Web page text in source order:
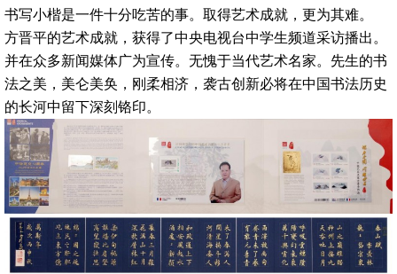
书写小楷是一件十分吃苦的事。取得艺术成就，更为其难。
方晋平的艺术成就，获得了中央电视台中学生频道采访播出。
并在众多新闻媒体广为宣传。无愧于当代艺术名家。先生的书
法之美，美仑美奂，刚柔相济，袭古创新必将在中国书法历史
的长河中留下深刻铬印。